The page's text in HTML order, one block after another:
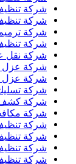
شركة تنظيف
شركة تنظيف
شركة ترميم
شركة تنظيف
شركة نقل
شركة عزل
شركة عزل
شركة تسليك
شركة كشف
شركة مكافحة
شركة تنظيف
شركة تنظيف
شركة تنظيف
شركة تنظيف